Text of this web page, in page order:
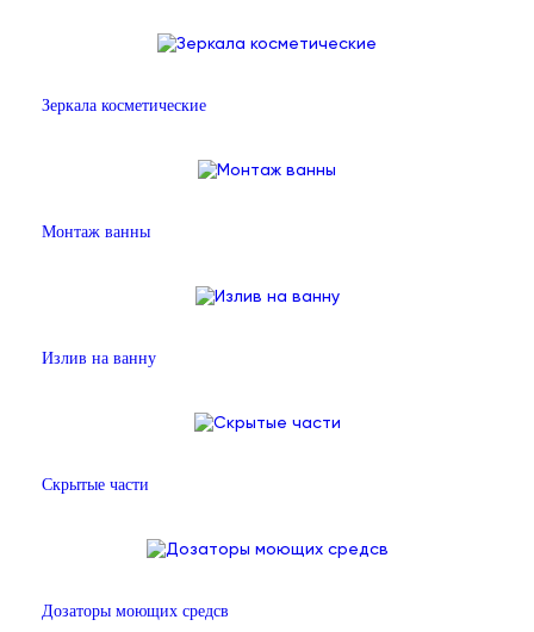
Зеркала косметические
Монтаж ванны
Излив на ванну
Скрытые части
Дозаторы моющих средсв